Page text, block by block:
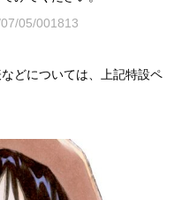
05/001813
どについては、上記特設ペ